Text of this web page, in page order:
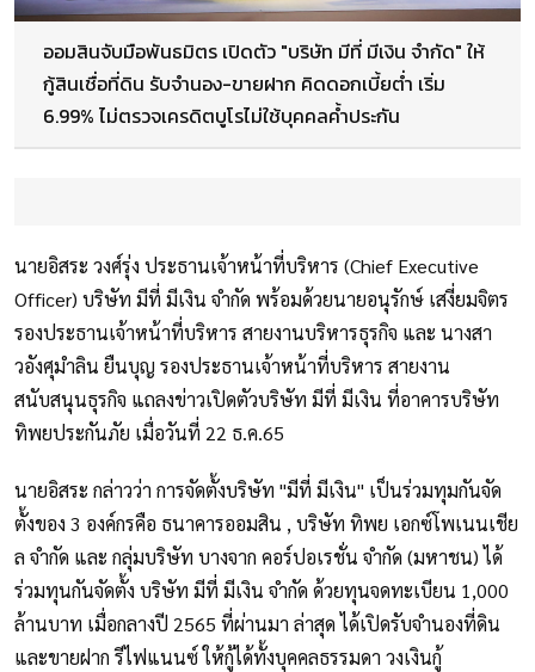
ออมสินจับมือพันธมิตร เปิดตัว "บริษัท มีที่ มีเงิน จำกัด" ให้
กู้สินเชื่อที่ดิน รับจำนอง-ขายฝาก คิดดอกเบี้ยต่ำ เริ่ม
6.99% ไม่ตรวจเครดิตบูโรไม่ใช้บุคคลค้ำประกัน
นายอิสระ วงศ์รุ่ง ประธานเจ้าหน้าที่บริหาร (Chief Executive
Officer) บริษัท มีที่ มีเงิน จำกัด พร้อมด้วยนายอนุรักษ์ เสงี่ยมจิตร
รองประธานเจ้าหน้าที่บริหาร สายงานบริหารธุรกิจ และ นางสา
วอังศุมําลิน ยืนบุญ รองประธานเจ้าหน้าที่บริหาร สายงาน
สนับสนุนธุรกิจ แถลงข่าวเปิดตัวบริษัท มีที่ มีเงิน ที่อาคารบริษัท
ทิพยประกันภัย เมื่อวันที่ 22 ธ.ค.65
นายอิสระ กล่าวว่า การจัดตั้งบริษัท "มีที่ มีเงิน" เป็นร่วมทุมกันจัด
ตั้งของ 3 องค์กรคือ ธนาคารออมสิน , บริษัท ทิพย เอกซ์โพเนนเชีย
ล จำกัด และ กลุ่มบริษัท บางจาก คอร์ปอเรชั่น จำกัด (มหาชน) ได้
ร่วมทุนกันจัดตั้ง บริษัท มีที่ มีเงิน จำกัด ด้วยทุนจดทะเบียน 1,000
ล้านบาท เมื่อกลางปี 2565 ที่ผ่านมา ล่าสุด ได้เปิดรับจำนองที่ดิน
และขายฝาก รีไฟแนนซ์ ให้กู้ได้ทั้งบุคคลธรรมดา วงเงินกู้